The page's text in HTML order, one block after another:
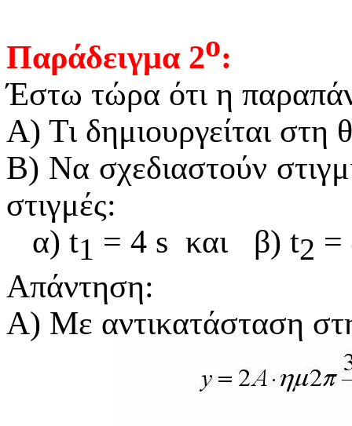
Παράδειγμα 2ο:
Έστω τώρα ότι η
Α) Τι δημιουργείται στη
Β) Να σχεδιαστούν
στιγμές:
α) t1 = 4 s και β) t2 =
Απάντηση:
Α) Με αντικατάσταση